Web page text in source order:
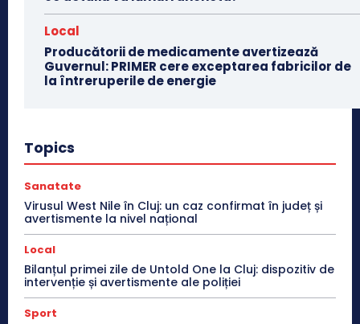
Local
Producătorii de medicamente avertizează
Guvernul: PRIMER cere exceptarea fabricilor de
la întreruperile de energie
Topics
Sanatate
Virusul West Nile în Cluj: un caz confirmat în județ și
avertismente la nivel național
Local
Bilanțul primei zile de Untold One la Cluj: dispozitiv de
intervenție și avertismente ale poliției
Sport